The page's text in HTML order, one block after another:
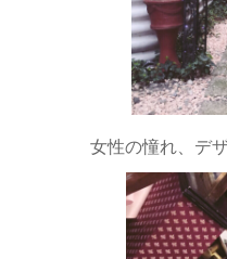
女性の憧れ、デ